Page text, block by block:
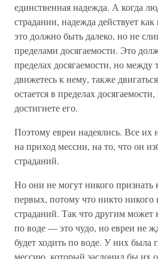
единственная надежда. А когда
страдании, надежда действует
это должно быть далеко, но не
пределами досягаемости. Это
пределах досягаемости, но между
движетесь к нему, также
остается в пределах
достигнете его.
Поэтому евреи надеялись. Все их
на приход мессии, на то, что он
страданий.
Но они не могут никого
первых, потому что никто никого
страданий. Так что другим может
по воде — это чудо, но евреи не
будет ходить по воде. У них была
мессию, который заслонил бы их